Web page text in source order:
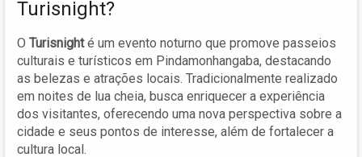
Turisnight?
O Turisnighté um evento noturno que promove passeios
culturais e turísticos em Pindamonhangaba, destacando
as belezas e atrações locais. Tradicionalmente realizado
em noites de lua cheia, busca enriquecer a experiência
dos visitantes, oferecendo uma nova perspectiva sobre a
cidade e seus pontos de interesse, além de fortalecer a
cultura local.